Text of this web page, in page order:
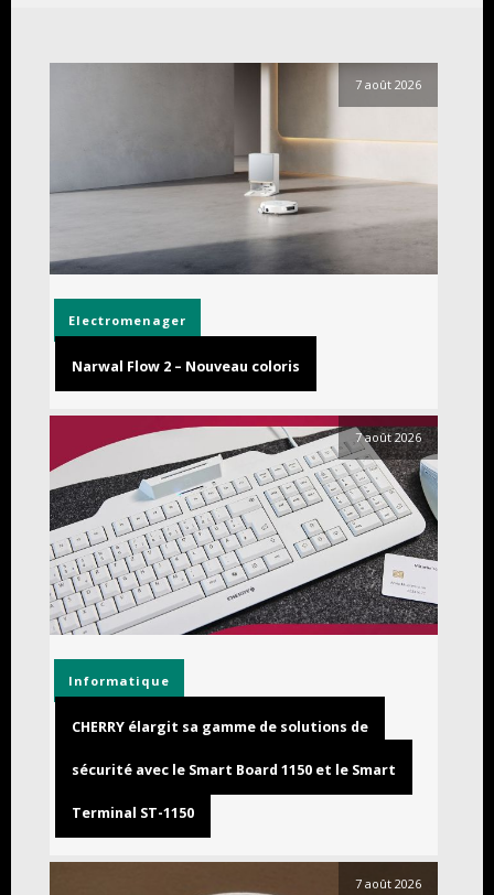
7 août 2026
Electromenager
Narwal Flow 2 – Nouveau coloris
7 août 2026
Informatique
CHERRY élargit sa gamme de solutions de
sécurité avec le Smart Board 1150 et le Smart
Terminal ST-1150
7 août 2026